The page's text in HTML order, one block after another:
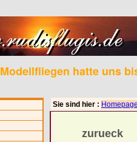
Modellfliegen hatte uns
Sie sind hier :
zurueck